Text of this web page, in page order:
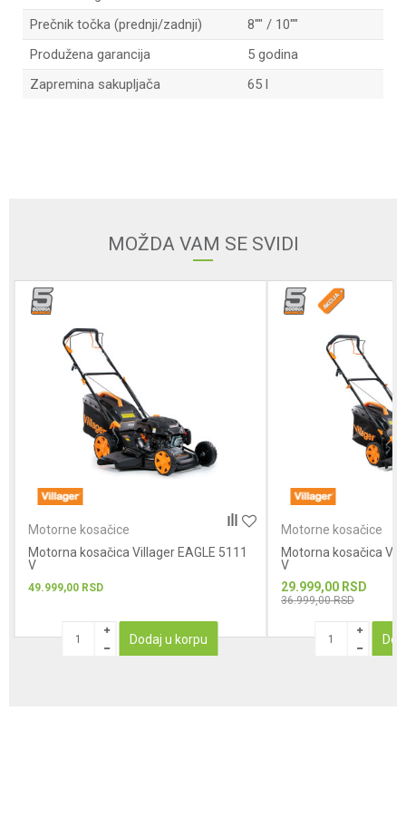
Prečnik točka (prednji/zadnji)
8"" / 10""
Produžena garancija
5 godina
Zapremina sakupljača
65 l
Poruka
POŠALJI
MOŽDA VAM SE SVIDI
Motorne kosačice
Motorna kosačica Villager EAGLE 5111
V
49.999,00 RSD
Dodaj u korpu
Motorne kosačice
Motorna kosačica
V
29.999,00 RSD
36.999,00RSD